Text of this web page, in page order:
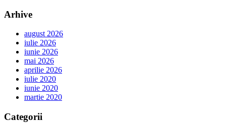
Arhive
august 2026
iulie 2026
iunie 2026
mai 2026
aprilie 2026
iulie 2020
iunie 2020
martie 2020
Categorii